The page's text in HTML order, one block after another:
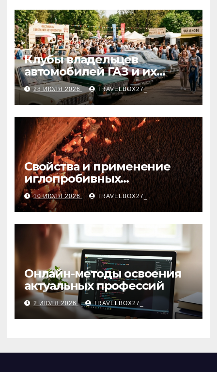
Клубы владельцев
автомобилей ГАЗ и их
мероприятия
28 ИЮЛЯ 2026 TRAVELBOX27_
Свойства и применение
иглопробивных
базальтовых огнеупорных
матов
10 ИЮЛЯ 2026 TRAVELBOX27_
Онлайн-методы освоения
актуальных профессий
2 ИЮЛЯ 2026 TRAVELBOX27_